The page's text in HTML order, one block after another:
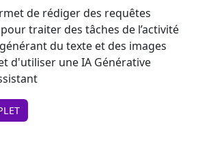
de rédiger des requêtes
traiter des tâches de l’activité
du texte et des images
d'utiliser une IA Générative